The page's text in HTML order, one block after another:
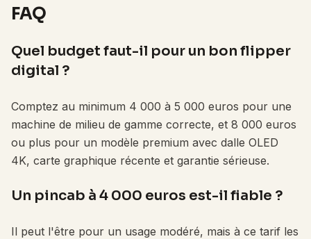
FAQ
Quel budget faut-il pour un bon flipper
digital ?
Comptez au minimum 4 000 à 5 000 euros pour une
machine de milieu de gamme correcte, et 8 000 euros
ou plus pour un modèle premium avec dalle OLED
4K, carte graphique récente et garantie sérieuse.
Un pincab à 4 000 euros est-il fiable ?
Il peut l'être pour un usage modéré, mais à ce tarif les